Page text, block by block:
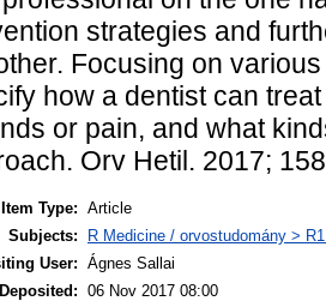
strategies and
Focusing on
how a dentist can
or pain, and what
Orv Hetil. 2017;
Item Type: Article
Subjects:
R Medicine / orvostudomány >
User: Ágnes Sallai
06 Nov 2017 08:00